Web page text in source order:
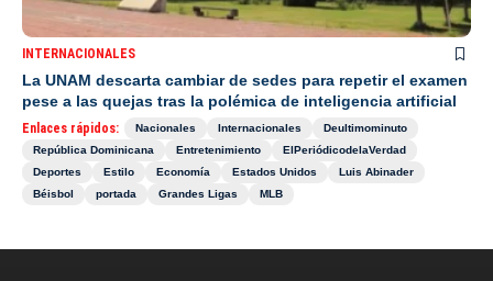
INTERNACIONALES
La UNAM descarta cambiar de sedes para repetir el examen
pese a las quejas tras la polémica de inteligencia artificial
Enlaces rápidos: Nacionales Internacionales
Deultimominuto
República Dominicana
Entretenimiento
ElPeriódicodelaVerdad
Deportes
Estilo Economía Estados Unidos
Luis Abinader
Béisbol
portada Grandes Ligas MLB